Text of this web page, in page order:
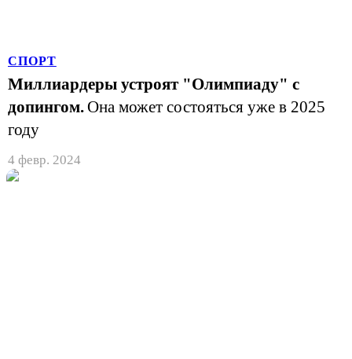
СПОРТ
Миллиардеры устроят "Олимпиаду" с
допингом.Она может состояться уже в 2025
году
4 февр. 2024